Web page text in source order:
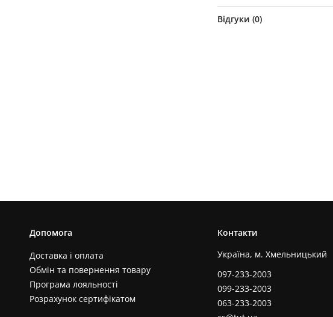
Відгуки (0)
Допомога
Доставка і оплата
Обмін та повернення товару
Програма лояльності
Розрахунок сертифікатом
Контакти
Україна, м. Хмельницький
097-233-2003
099-233-2003
063-233-2003